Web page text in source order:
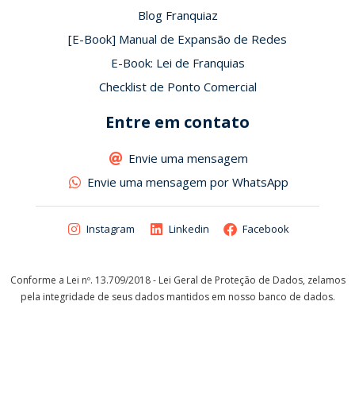
Blog Franquiaz
[E-Book] Manual de Expansão de Redes
E-Book: Lei de Franquias
Checklist de Ponto Comercial
Entre em contato
Envie uma mensagem
Envie uma mensagem por WhatsApp
Instagram Linkedin Facebook
Conforme a Lei nº. 13.709/2018 - Lei Geral de Proteção de Dados, zelamos
pela integridade de seus dados mantidos em nosso banco de dados.